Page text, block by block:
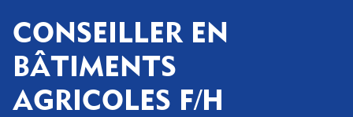
CONSEILLER EN
BÂTIMENTS
AGRICOLES F/H